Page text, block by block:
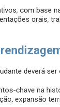
com base
orais,
deverá ser
chave na
expansão